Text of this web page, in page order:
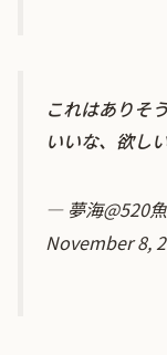
これはありそ
いいな、欲し
— 夢海@520
November 8,